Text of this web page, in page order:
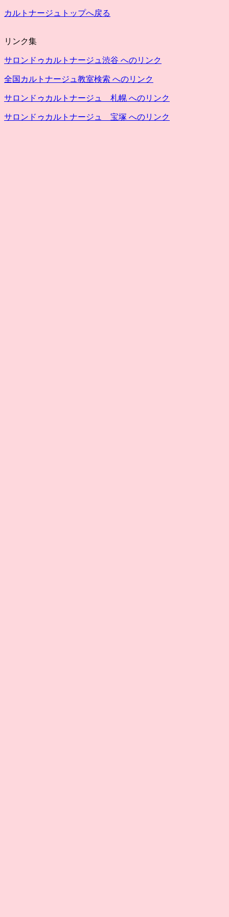
カルトナージュトップへ戻る
リンク集
サロンドゥカルトナージュ渋谷 へのリンク
全国カルトナージュ教室検索 へのリンク
サロンドゥカルトナージュ 札幌 へのリンク
サロンドゥカルトナージュ 宝塚 へのリンク